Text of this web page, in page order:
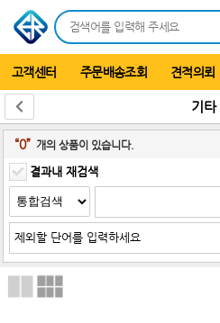
고객센터 주문배송조회 견적의뢰
기타
“0” 개의 상품이 있습니다.
결과내 재검색